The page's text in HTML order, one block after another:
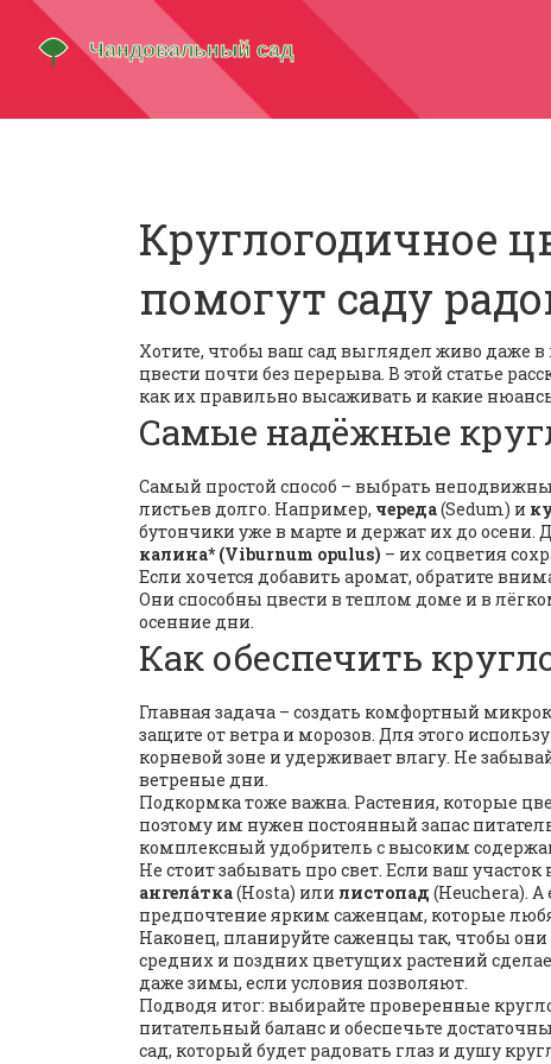
Круглогодичное
помогут саду
Хотите, чтобы ваш сад выглядел живо даже в
цвести почти без перерыва. В этой статье
как их правильно высаживать и какие
Самые надёжные
Самый простой способ – выбрать
листьев долго. Например, череда(Sedum) и
бутончики уже в марте и держат их до
калина* (Viburnum opulus) – их соцветия
Если хочется добавить аромат, обратите
Они способны цвести в теплом доме и в
осенние дни.
Как обеспечить
Главная задача – создать комфортный
защите от ветра и морозов. Для этого
корневой зоне и удерживает влагу. Не
ветреные дни.
Подкормка тоже важна. Растения, которые
поэтому им нужен постоянный запас
комплексный удобритель с высоким
Не стоит забывать про свет. Если ваш
ангела́тка(Hosta) или листопад (Heuchera). А
предпочтение ярким саженцам, которые
Наконец, планируйте саженцы так, чтобы
средних и поздних цветущих растений
даже зимы, если условия позволяют.
Подводя итог: выбирайте проверенные
питательный баланс и обеспечьте
сад, который будет радовать глаз и душу